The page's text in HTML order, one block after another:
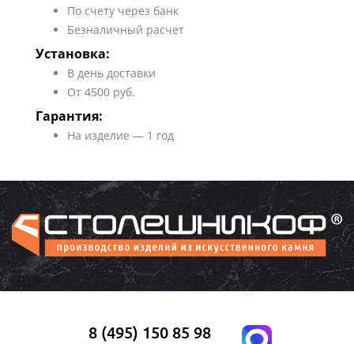
По счету через банк
Безналичный расчет
Установка:
В день доставки
От 4500 руб.
Гарантия:
На изделие — 1 год
8 (495) 150 85 98